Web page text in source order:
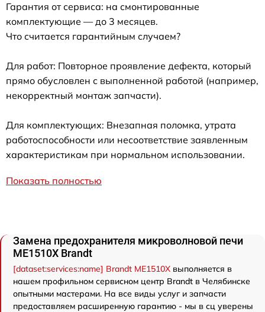
Гарантия от сервиса: на смонтированные
комплектующие — до 3 месяцев.
Что считается гарантийным случаем?
Для работ: Повторное проявление дефекта, который
прямо обусловлен с выполненной работой (например,
некорректный монтаж запчасти).
Для комплектующих: Внезапная поломка, утрата
работоспособности или несоответствие заявленным
характеристикам при нормальном использовании.
Показать полностью
Замена предохранителя микроволновой печи
ME1510X Brandt
[dataset:services:name] Brandt ME1510X выполняется в
нашем профильном сервисном центр Brandt в Челябинске
опытными мастерами. На все виды услуг и запчасти
предоставляем расширенную гарантию - мы в сц уверены